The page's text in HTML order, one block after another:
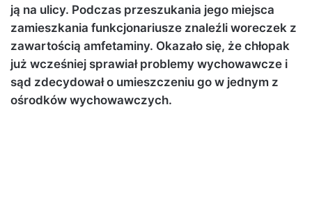
ją na ulicy. Podczas przeszukania jego miejsca
zamieszkania funkcjonariusze znaleźli woreczek z
zawartością amfetaminy. Okazało się, że chłopak
już wcześniej sprawiał problemy wychowawcze i
sąd zdecydował o umieszczeniu go w jednym z
ośrodków wychowawczych.